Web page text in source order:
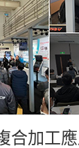
合加工